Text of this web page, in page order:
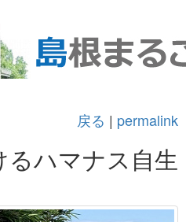
戻る | permalink
るハマナス自生